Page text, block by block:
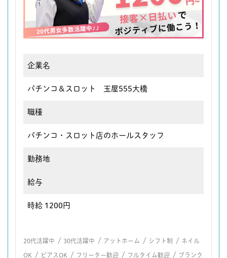
企業名
パチンコ＆スロット 玉屋555大橋
職種
パチンコ・スロット店のホールスタッフ
勤務地
給与
時給 1200円
20代活躍中 / 30代活躍中 / アットホーム / シフト制 / ネイル
OK / ピアスOK / フリーター歓迎 / フルタイム歓迎 / ブランク